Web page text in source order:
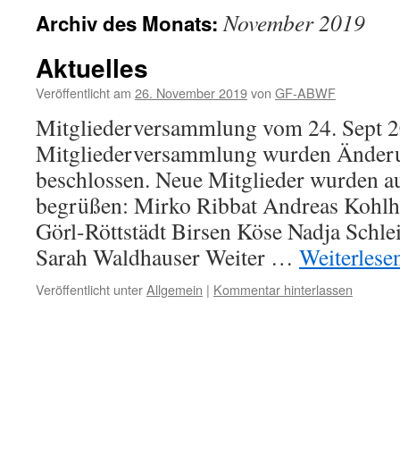
Archiv des Monats:November 2019
Aktuelles
Veröffentlicht am 26. November 2019von GF-ABWF
Mitgliederversammlung vom 24. Sept
Mitgliederversammlung wurden
beschlossen. Neue Mitglieder wurden
begrüßen: Mirko Ribbat Andreas
Görl-Röttstädt Birsen Köse Nadja
Sarah Waldhauser Weiter …
Veröffentlicht unterAllgemein | Kommentar hinterlassen